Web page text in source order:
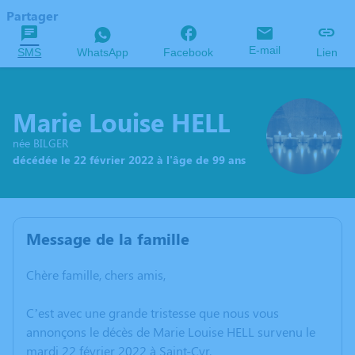
Partager
SMS WhatsApp Facebook E-mail Lien
Marie Louise HELL
née BILGER
décédée le 22 février 2022 à l'âge de 99 ans
Message de la famille
Chère famille, chers amis,
C’est avec une grande tristesse que nous vous
annonçons le décès de Marie Louise HELL survenu le
mardi 22 février 2022 à Saint-Cyr.